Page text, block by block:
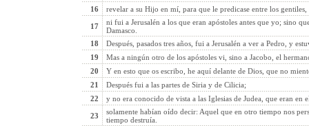
16
revelar a su Hijo en mí, para que le predicase entre los
17
ni fui a Jerusalén a los que eran apóstoles antes que yo; sino
Damasco.
18
Después, pasados tres años, fui a Jerusalén a ver a Pedro, y
19
Mas a ningún otro de los apóstoles vi, sino a Jacobo, el
20
Y en esto que os escribo, he aquí delante de Dios, que no
21
Después fui a las partes de Siria y de Cilicia;
22
y no era conocido de vista a las Iglesias de Judea, que eran en
23
solamente habían oído decir: Aquel que en otro tiempo nos
tiempo destruía.